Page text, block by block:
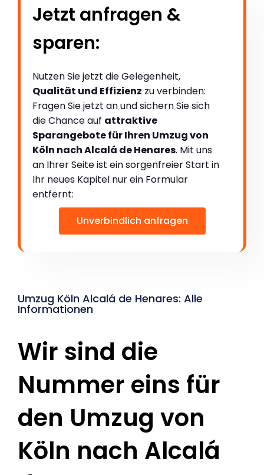
Jetzt anfragen &
sparen:
Nutzen Sie jetzt die Gelegenheit,
Qualität und Effizienz zu verbinden:
Fragen Sie jetzt an und sichern Sie sich
die Chance auf attraktive
Sparangebote für Ihren Umzug von
Köln nach Alcalá de Henares. Mit uns
an Ihrer Seite ist ein sorgenfreier Start in
Ihr neues Kapitel nur ein Formular
entfernt:
Unverbindlich anfragen
Umzug Köln Alcalá de Henares: Alle
Informationen
Wir sind die
Nummer eins für
den Umzug von
Köln nach Alcalá